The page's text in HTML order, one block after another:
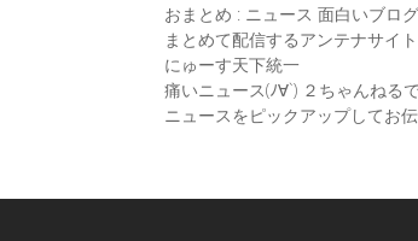
おまとめ : ニュース 面白いブロ
まとめて配信するアンテナサイト
にゅーす天下統一
痛いニュース(ﾉ∀`) ２ちゃんねる
ニュースをピックアップしてお伝